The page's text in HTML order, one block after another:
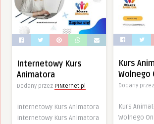
Kurs
Wolnego
Dodany przez
Kurs
Wolnego
Internetowy Kurs
Animatora
Dodany przez PINternet.pl
Internetowy Kurs Animatora
Internetowy Kurs Animatora